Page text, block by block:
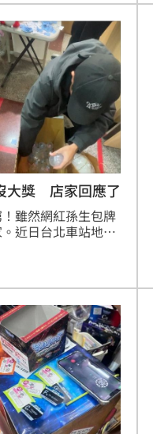
刪文、撤照。
大獎 店家回應了
雖然網紅孫生包牌
近日台北車站地下
在Threads投訴
有3個薑餅系列大
獎，然而所有號碼
大獎號碼。